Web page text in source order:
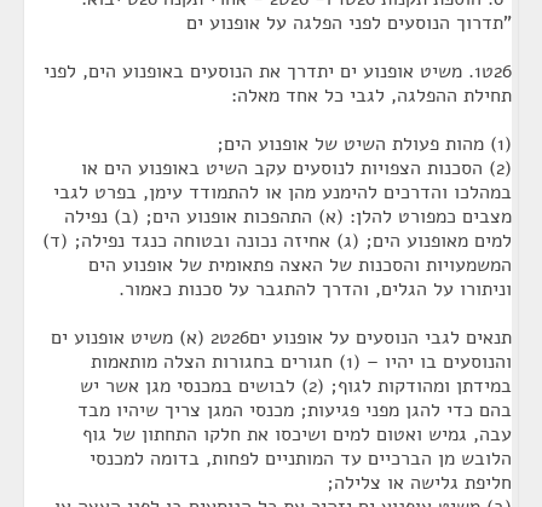
"תדרוך הנוסעים לפני הפלגה על אופנוע ים
26ט1. משיט אופנוע ים יתדרך את הנוסעים באופנוע הים, לפני
תחילת ההפלגה, לגבי כל אחד מאלה:
(1) מהות פעולת השיט של אופנוע הים;
(2) הסכנות הצפויות לנוסעים עקב השיט באופנוע הים או
במהלכו והדרכים להימנע מהן או להתמודד עימן, בפרט לגבי
מצבים כמפורט להלן: (א) התהפכות אופנוע הים; (ב) נפילה
למים מאופנוע הים; (ג) אחיזה נכונה ובטוחה כנגד נפילה; (ד)
המשמעויות והסכנות של האצה פתאומית של אופנוע הים
וניתורו על הגלים, והדרך להתגבר על סכנות כאמור.
תנאים לגבי הנוסעים על אופנוע ים26ט2 (א) משיט אופנוע ים
והנוסעים בו יהיו – (1) חגורים בחגורות הצלה מותאמות
במידתן ומהודקות לגוף; (2) לבושים במכנסי מגן אשר יש
בהם כדי להגן מפני פגיעות; מכנסי המגן צריך שיהיו מבד
עבה, גמיש ואטום למים ושיכסו את חלקו התחתון של גוף
הלובש מן הברכיים עד המותניים לפחות, בדומה למכנסי
חליפת גלישה או צלילה;